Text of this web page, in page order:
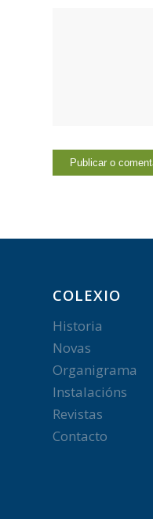
COLEXIO
Historia
Novas
Organigrama
Instalacións
Revistas
Contacto